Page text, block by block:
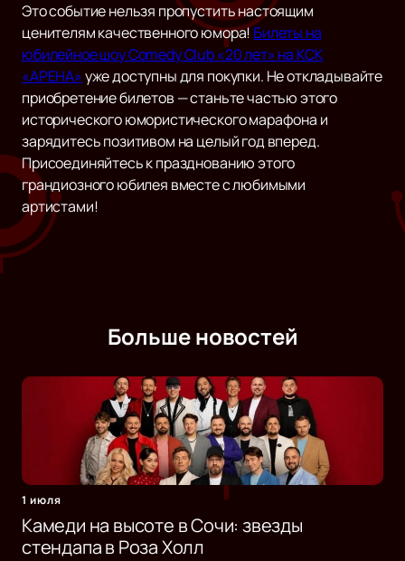
Это событие нельзя пропустить настоящим
ценителям качественного юмора!Билеты на
юбилейное шоу Comedy Club «20 лет» на КСК
«АРЕНА»уже доступны для покупки. Не откладывайте
приобретение билетов — станьте частью этого
исторического юмористического марафона и
зарядитесь позитивом на целый год вперед.
Присоединяйтесь к празднованию этого
грандиозного юбилея вместе с любимыми
артистами!
Больше новостей
1 июля
Камеди на высоте в Сочи: звезды
стендапа в Роза Холл